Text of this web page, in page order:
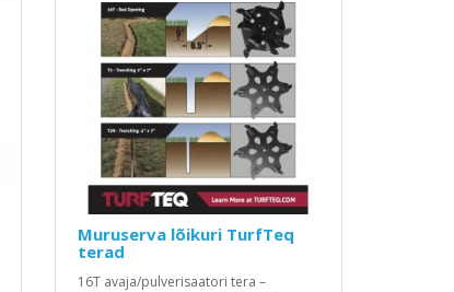
Muruserva lõikuri TurfTeq
terad
16T avaja/pulverisaatori tera –